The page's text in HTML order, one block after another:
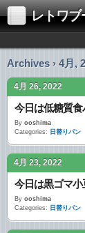
レトワブ
Archives › 4月,
4月 26, 2022
今日は低糖質
By ooshima
Categories: 日替りパン
4月 23, 2022
今日は黒ゴマ
By ooshima
Categories: 日替りパン